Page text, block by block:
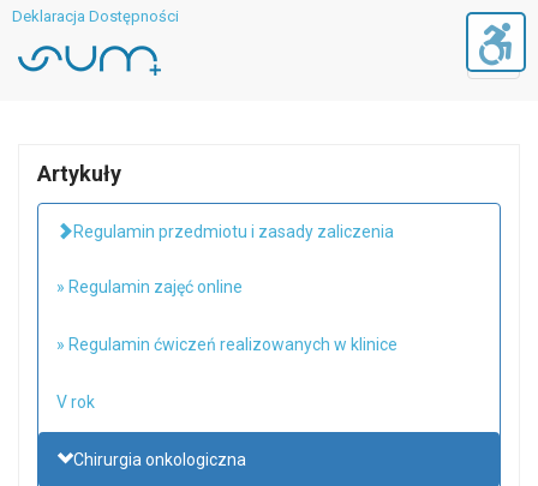
Deklaracja Dostępności
Artykuły
Regulamin przedmiotu i zasady zaliczenia
» Regulamin zajęć online
» Regulamin ćwiczeń realizowanych w klinice
V rok
Chirurgia onkologiczna